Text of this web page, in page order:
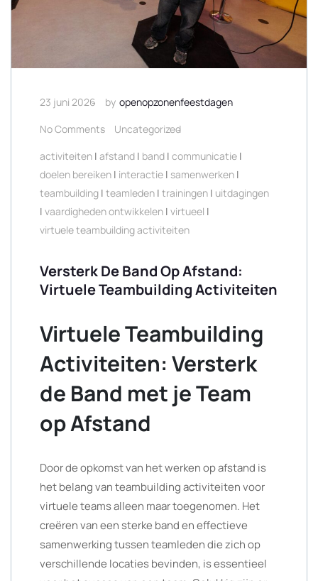
23 juni 2026 by openopzonenfeestdagen
No Comments
Uncategorized
activiteiten | afstand | band | communicatie |
doelen bereiken | interactie | samenwerken |
teambuilding | teamleden | trainingen | uitdagingen
| vaardigheden ontwikkelen | virtueel |
virtuele teambuilding activiteiten
Versterk De Band Op Afstand:
Virtuele Teambuilding Activiteiten
Virtuele Teambuilding
Activiteiten: Versterk
de Band met je Team
op Afstand
Door de opkomst van het werken op afstand is
het belang van teambuilding activiteiten voor
virtuele teams alleen maar toegenomen. Het
creëren van een sterke band en effectieve
samenwerking tussen teamleden die zich op
verschillende locaties bevinden, is essentieel